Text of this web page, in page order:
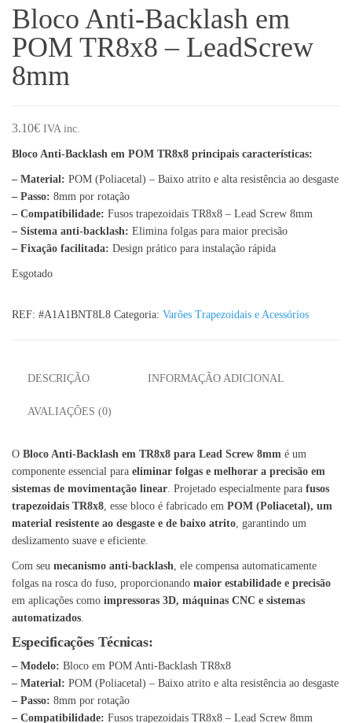
Bloco Anti-Backlash em
POM TR8x8 – LeadScrew
8mm
3.10€ IVA inc.
Bloco Anti-Backlash em POM TR8x8 principais características:
– Material: POM (Poliacetal) – Baixo atrito e alta resistência ao desgaste
– Passo: 8mm por rotação
– Compatibilidade: Fusos trapezoidais TR8x8 – Lead Screw 8mm
– Sistema anti-backlash: Elimina folgas para maior precisão
– Fixação facilitada: Design prático para instalação rápida
Esgotado
REF: #A1A1BNT8L8 Categoria: Varões Trapezoidais e Acessórios
DESCRIÇÃO INFORMAÇÃO ADICIONAL
AVALIAÇÕES (0)
O Bloco Anti-Backlash em TR8x8 para Lead Screw 8mm é um
componente essencial para eliminar folgas e melhorar a precisão em
sistemas de movimentação linear. Projetado especialmente para fusos
trapezoidais TR8x8, esse bloco é fabricado em POM (Poliacetal), um
material resistente ao desgaste e de baixo atrito, garantindo um
deslizamento suave e eficiente.
Com seu mecanismo anti-backlash, ele compensa automaticamente
folgas na rosca do fuso, proporcionando maior estabilidade e precisão
em aplicações como impressoras 3D, máquinas CNC e sistemas
automatizados.
Especificações Técnicas:
– Modelo: Bloco em POM Anti-Backlash TR8x8
– Material: POM (Poliacetal) – Baixo atrito e alta resistência ao desgaste
– Passo: 8mm por rotação
– Compatibilidade: Fusos trapezoidais TR8x8 – Lead Screw 8mm